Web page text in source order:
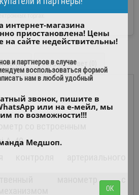
торгах.
(0) Вопрос - ответ (0)
A-40
манометр с
интернет-магазина
приостановлена! Цены
на сайте недействительны!
и партнеров в случае
воспользоваться формой
нам в любой удобный
звонок, пишите в
или на е-мейл, мы
по возможности!!!
Медшоп.
ОК